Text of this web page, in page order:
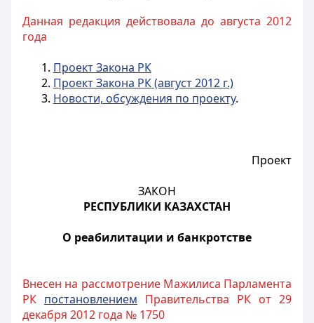
Данная редакция действовала до августа 2012
года
1. Проект Закона РК
2. Проект Закона РК (август 2012 г.)
3. Новости, обсуждения по проекту.
Проект
ЗАКОН
РЕСПУБЛИКИ КАЗАХСТАН
О реабилитации и банкротстве
Внесен на рассмотрение Мажилиса Парламента
РК постановлением Правительства РК от 29
декабря 2012 года № 1750